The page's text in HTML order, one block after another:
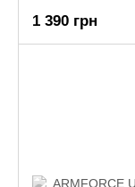
1 390 грн